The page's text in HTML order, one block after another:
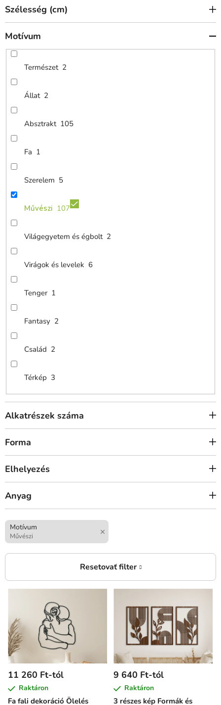
Szélesség (cm)
Motívum
Természet 2
Állat 2
Absztrakt 105
Fa 1
Szerelem 5
Művészi 107
Világegyetem és égbolt 2
Virágok és levelek 6
Tenger 1
Fantasy 2
Család 2
Térkép 3
Alkatrészek száma
Forma
Elhelyezés
Anyag
Motívum
Művészi
T
m
é
k
e
k
lFa fali dekoráció Ölelés
11 260 Ft-tól
Raktáron
3 részes kép Formák és
9 640 Ft-tól
Raktáron